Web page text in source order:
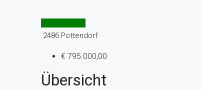
Zu Verkaufen
2486 Pottendorf
€ 795.000,00
Übersicht